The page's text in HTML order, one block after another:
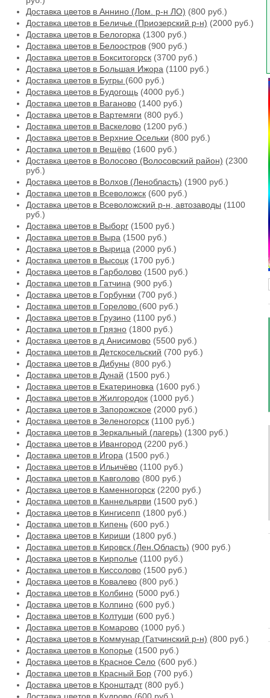
Доставка цветов в Аннино (Лом. р-н ЛО) (800 руб.)
Доставка цветов в Беличье (Приозерский р-н) (2000 руб.)
Доставка цветов в Белогорка (1300 руб.)
Доставка цветов в Белоостров (900 руб.)
Доставка цветов в Бокситогорск (3700 руб.)
Доставка цветов в Большая Ижора (1100 руб.)
Доставка цветов в Бугры (600 руб.)
Доставка цветов в Будогощь (4000 руб.)
Доставка цветов в Ваганово (1400 руб.)
Доставка цветов в Вартемяги (800 руб.)
Доставка цветов в Васкелово (1200 руб.)
Доставка цветов в Верхние Осельки (800 руб.)
Доставка цветов в Вещёво (1600 руб.)
Доставка цветов в Волосово (Волосовский район) (2300
руб.)
Доставка цветов в Волхов (Ленобласть) (1900 руб.)
Доставка цветов в Всеволожск (600 руб.)
Доставка цветов в Всеволожский р-н, автозаводы (1100
руб.)
Доставка цветов в Выборг (1500 руб.)
Доставка цветов в Выра (1500 руб.)
Доставка цветов в Вырица (2000 руб.)
Доставка цветов в Высоцк (1700 руб.)
Доставка цветов в Гарболово (1500 руб.)
Доставка цветов в Гатчина (900 руб.)
Доставка цветов в Горбунки (700 руб.)
Доставка цветов в Горелово (600 руб.)
Доставка цветов в Грузино (1100 руб.)
Доставка цветов в Грязно (1800 руб.)
Доставка цветов в д Анисимово (5500 руб.)
Доставка цветов в Детскосельский (700 руб.)
Доставка цветов в Дибуны (800 руб.)
Доставка цветов в Дунай (1500 руб.)
Доставка цветов в Екатериновка (1600 руб.)
Доставка цветов в Жилгородок (1000 руб.)
Доставка цветов в Запорожское (2000 руб.)
Доставка цветов в Зеленогорск (1100 руб.)
Доставка цветов в Зеркальный (лагерь) (1300 руб.)
Доставка цветов в Ивангород (2200 руб.)
Доставка цветов в Игора (1500 руб.)
Доставка цветов в Ильичёво (1100 руб.)
Доставка цветов в Кавголово (800 руб.)
Доставка цветов в Каменногорск (2200 руб.)
Доставка цветов в Каннельярви (1500 руб.)
Доставка цветов в Кингисепп (1800 руб.)
Доставка цветов в Кипень (600 руб.)
Доставка цветов в Кириши (1800 руб.)
Доставка цветов в Кировск (Лен.Область) (900 руб.)
Доставка цветов в Кирполье (1100 руб.)
Доставка цветов в Киссолово (1500 руб.)
Доставка цветов в Ковалево (800 руб.)
Доставка цветов в Колбино (5000 руб.)
Доставка цветов в Колпино (600 руб.)
Доставка цветов в Колтуши (600 руб.)
Доставка цветов в Комарово (1000 руб.)
Доставка цветов в Коммунар (Гатчинский р-н) (800 руб.)
Доставка цветов в Копорье (1500 руб.)
Доставка цветов в Красное Село (600 руб.)
Доставка цветов в Красный Бор (700 руб.)
Доставка цветов в Кронштадт(800 руб.)